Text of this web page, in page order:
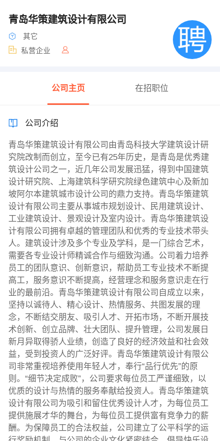
青岛华策建筑设计有限公司
其它
私营企业
公司主页 在招职位
公司介绍
青岛华策建筑设计有限公司由青岛科技大学建筑设计研
究院改制而创立，至今已有25年历史，是青岛是优秀建
筑设计公司之一，近几年公司发展迅猛，得到中国建筑
设计研究院、上海建筑科学研究院绿色建筑中心及新加
坡阿尔本建筑城市设计公司的鼎力支持。青岛华策建筑
设计有限公司主要从事城市规划设计、民用建筑设计、
工业建筑设计、景观设计及室内设计。青岛华策建筑设
计有限公司拥有卓越的管理团队和优秀的专业技术带头
人。建筑设计涉及多个专业及学科，是一门综合艺术，
需要各专业设计师精诚合作与细致沟通。公司着力培养
员工的团队意识、创新意识，帮助员工专业技术不断提
高工，服务意识不断提高，经营理念和服务意识走在行
业的最前沿。青岛华策建筑设计有限公司自成立以来，
坚持以诚待人、精心设计、热情服务、共图发展的理
念，不断结交朋友、吸引人才、开拓市场，不断开展技
术创新、创立品牌、壮大团队、提升管理，公司发展日
新月异取得骄人业绩，创造了良好的经济效益和社会效
益，受到投资人的广泛好评。青岛华策建筑设计有限公
司非常重视培养使用年轻人才，奉行“品行优先”的原
则。“细节决定成败”，公司要求每位员工严谨细致，以
优质的设计与热情的服务奉献给投资人。青岛华策建筑
设计有限公司为吸引和留住优秀设计人才，为每位员工
提供施展才华的舞台，为每位员工提供富有竞争力的薪
酬。为保障员工的合法权益，公司建立了公平科学的运